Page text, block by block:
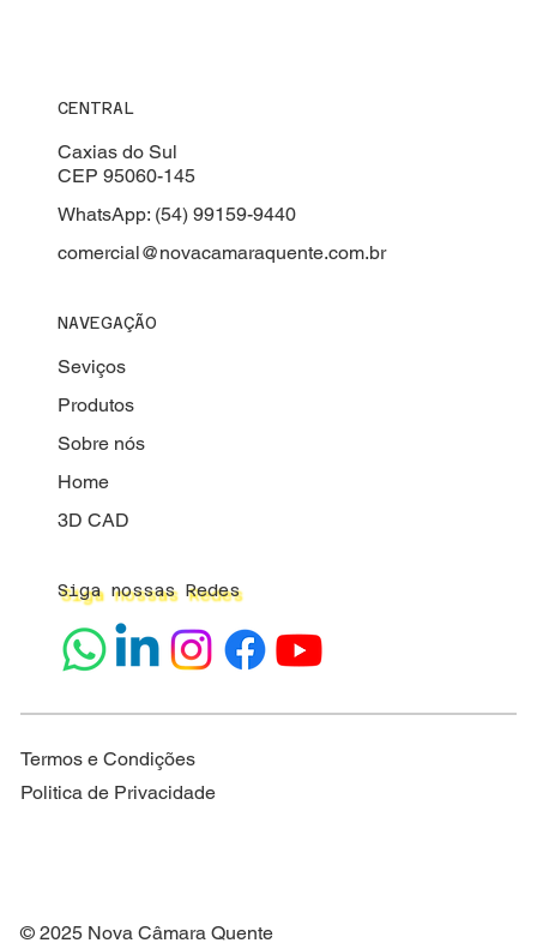
CENTRAL
Caxias do Sul
CEP 95060-145
WhatsApp: (54) 99159-9440
comercial@novacamaraquente.com.br
NAVEGAÇÃO
Sobre nós
Home
Produtos
3D CAD
Seviços
Siga nossas Redes
Termos e Condições
Politica de Privacidade
© 2025 Nova Câmara Quente